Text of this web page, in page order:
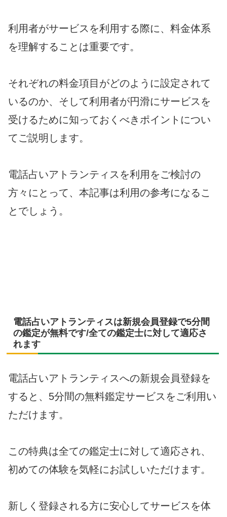
利用者がサービスを利用する際に、料金体系
を理解することは重要です。
それぞれの料金項目がどのように設定されて
いるのか、そして利用者が円滑にサービスを
受けるために知っておくべきポイントについ
てご説明します。
電話占いアトランティスを利用をご検討の
方々にとって、本記事は利用の参考になるこ
とでしょう。
電話占いアトランティスは新規会員登録で5分間
の鑑定が無料です/全ての鑑定士に対して適応さ
れます
電話占いアトランティスへの新規会員登録を
すると、5分間の無料鑑定サービスをご利用い
ただけます。
この特典は全ての鑑定士に対して適応され、
初めての体験を気軽にお試しいただけます。
新しく登録される方に安心してサービスを体